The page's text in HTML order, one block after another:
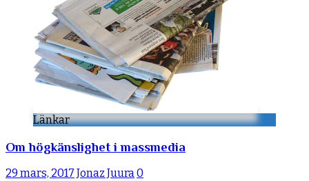
Länkar
Om högkänslighet i massmedia
29 mars, 2017 Jonaz Juura0